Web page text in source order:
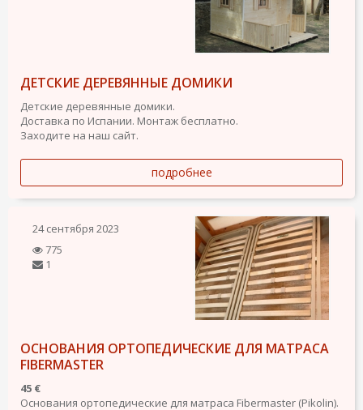
ДЕТСКИЕ ДЕРЕВЯННЫЕ ДОМИКИ
Детские деревянные домики.
Доставка по Испании. Монтаж бесплатно.
Заходите на наш сайт.
подробнее
24 сентября 2023
775
1
ОСНОВАНИЯ ОРТОПЕДИЧЕСКИЕ ДЛЯ МАТРАСА
FIBERMASTER
45 €
Основания ортопедические для матраса Fibermaster (Pikolin).